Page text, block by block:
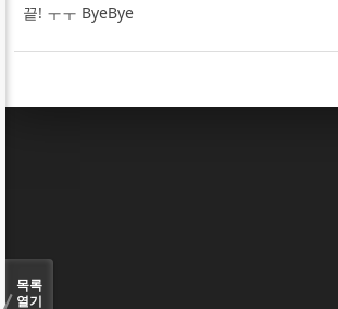
끝! ㅜㅜ ByeBye
목록
열기
Sketchbook5, 스케치
Sketchbook5, 스케치